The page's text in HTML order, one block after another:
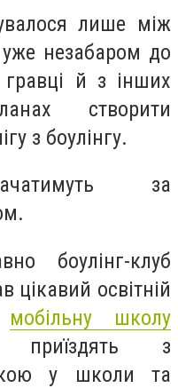
лише між
незабаром до
гравці й з інших
створити
з боулінгу.
за
боулінг-клуб
цікавий освітній
мобільну школу
з
у школи та